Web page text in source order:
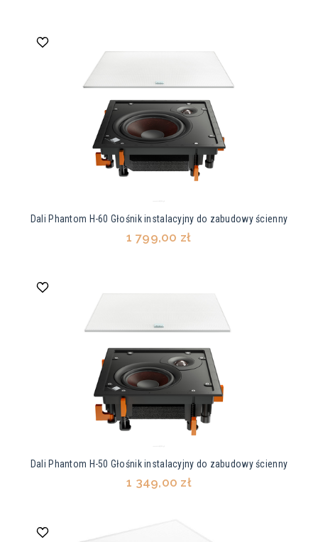
Dali Phantom H-60 Głośnik instalacyjny do zabudowy ścienny
1 799,00 zł
Dali Phantom H-50 Głośnik instalacyjny do zabudowy ścienny
1 349,00 zł